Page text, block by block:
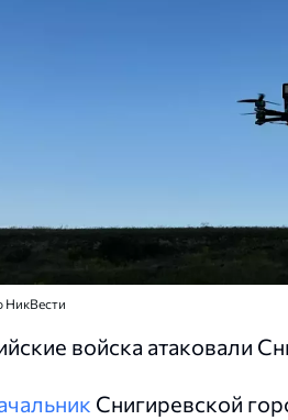
НикВести
войска атаковали
Снигиревской